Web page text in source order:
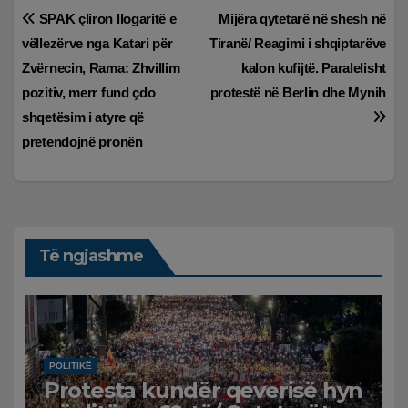
Lëvizje
te
postimet
Mijëra qytetarë në shesh në
Tiranë/ Reagimi i shqiptarëve
kalon kufijtë. Paralelisht
protestë në Berlin dhe Mynih
SPAK çliron llogaritë e
vëllezërve nga Katari për
Zvërnecin, Rama: Zhvillim
pozitiv, merr fund çdo
shqetësim i atyre që
pretendojnë pronën
Të ngjashme
POLITIKË
Protesta kundër qeverisë hyn